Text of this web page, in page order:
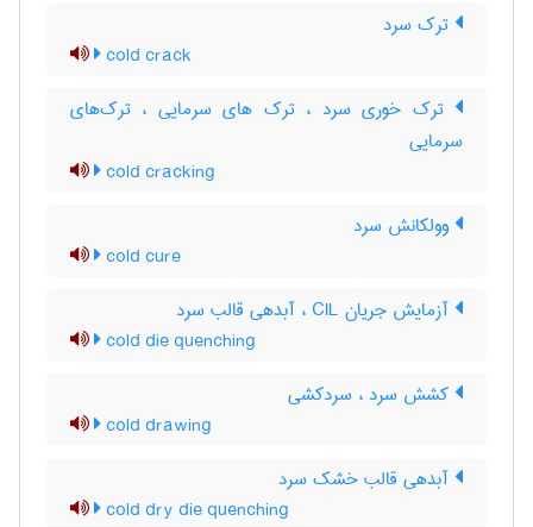
ترک سرد
cold crack
ترک خوری سرد ، ترک های سرمایی ، ترک‌های
سرمایی
cold cracking
وولکانش سرد
cold cure
آزمایش جریان CIL ، آبدهی قالب سرد
cold die quenching
کشش سرد ، سردکشی
cold drawing
آبدهی قالب خشک سرد
cold dry die quenching